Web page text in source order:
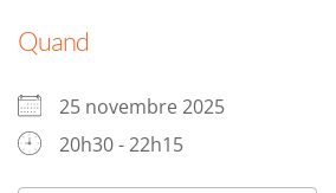
Quand
25 novembre 2025
20h30 - 22h15